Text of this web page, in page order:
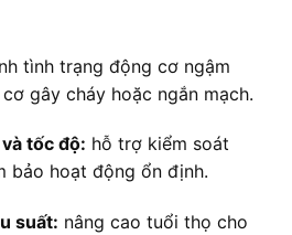
tình trạng động cơ ngậm
gây cháy hoặc ngắn mạch.
tốc độ: hỗ trợ kiểm soát
bảo hoạt động ổn định.
suất: nâng cao tuổi thọ cho